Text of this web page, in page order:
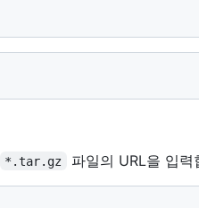
*.tar.gz 파일의 URL을 입력